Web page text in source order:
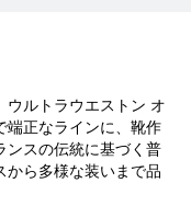
ウルトラウエストン オ
端正なラインに、靴作
ンスの伝統に基づく普
から多様な装いまで品